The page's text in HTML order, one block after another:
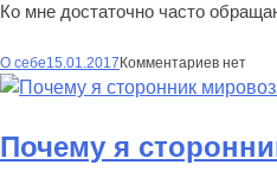
Ко мне достаточно часто
О себе15.01.2017Комментариев нет
Почему я